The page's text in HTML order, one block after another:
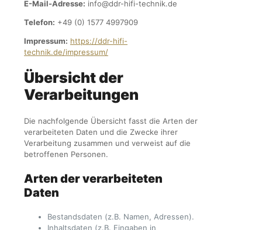
E-Mail-Adresse: info@ddr-hifi-technik.de
Telefon: +49 (0) 1577 4997909
Impressum: https://ddr-hifi-
technik.de/impressum/
Übersicht der
Verarbeitungen
Die nachfolgende Übersicht fasst die Arten der
verarbeiteten Daten und die Zwecke ihrer
Verarbeitung zusammen und verweist auf die
betroffenen Personen.
Arten der verarbeiteten
Daten
Bestandsdaten (z.B. Namen, Adressen).
Inhaltsdaten (z.B. Eingaben in